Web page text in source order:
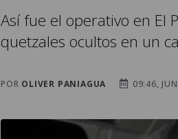
Así fue el operativo en El
quetzales ocultos en un
POR OLIVER PANIAGUA 09:46,